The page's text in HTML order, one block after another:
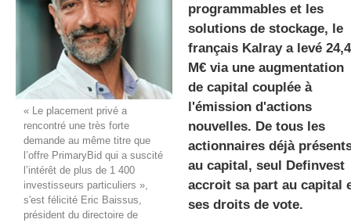
gratuite
« Le placement privé a
rencontré une très forte
demande au même titre que
l’offre PrimaryBid qui a suscité
l’intérêt de plus de 1 400
investisseurs particuliers »,
s'est félicité Eric Baissus,
président du directoire de
programmables et les
solutions de stockage, le
français Kalray a levé 24,4
M€ via une augmentation
de capital couplée à
l'émission d'actions
nouvelles. De tous les
actionnaires déjà
au capital, seul Definvest
accroit sa part au capital
ses droits de vote.